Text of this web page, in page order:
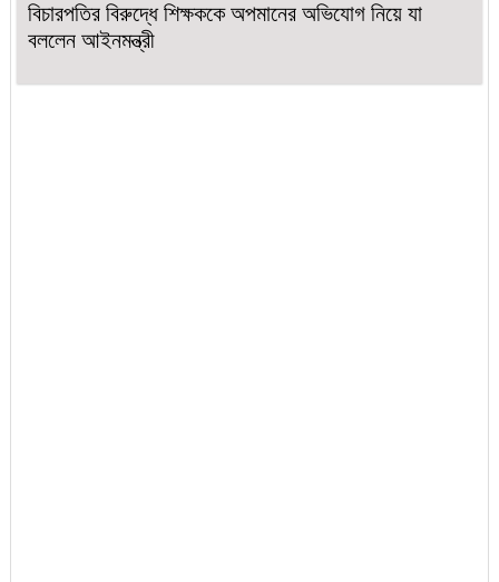
বিচারপতির বিরুদ্ধে শিক্ষককে অপমানের অভিযোগ নিয়ে যা
বললেন আইনমন্ত্রী